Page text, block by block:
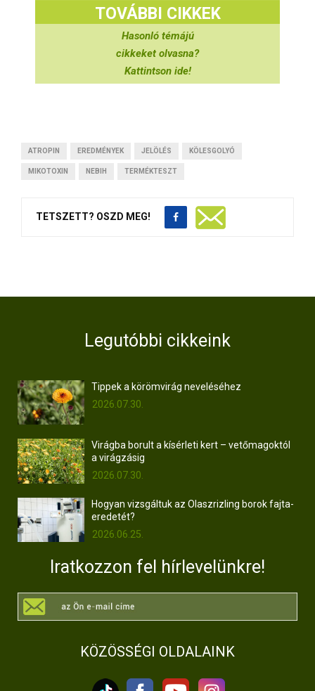
TOVÁBBI CIKKEK
Hasonló témájú
cikkeket olvasna?
Kattintson ide!
ATROPIN EREDMÉNYEK JELÖLÉS KÖLESGOLYÓ
MIKOTOXIN NEBIH TERMÉKTESZT
TETSZETT? OSZD MEG!
Legutóbbi cikkeink
Tippek a körömvirág neveléséhez
2026.07.30.
Virágba borult a kísérleti kert – vetőmagoktól
a virágzásig
2026.07.30.
Hogyan vizsgáltuk az Olaszrizling borok fajta-
eredetét?
2026.06.25.
Iratkozzon fel hírlevelünkre!
KÖZÖSSÉGI OLDALAINK